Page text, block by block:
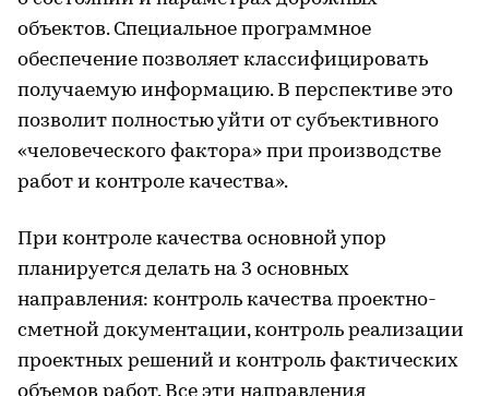
объектов. Специальное программное
обеспечение позволяет классифицировать
получаемую информацию. В перспективе это
позволит полностью уйти от субъективного
«человеческого фактора» при производстве
работ и контроле качества».
При контроле качества основной упор
планируется делать на 3 основных
направления: контроль качества проектно-
сметной документации, контроль реализации
проектных решений и контроль фактических